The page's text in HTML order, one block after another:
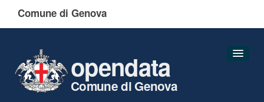
Comune di Genova
opendata
Comune di Genova